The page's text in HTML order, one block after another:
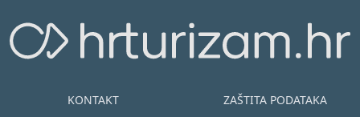
KONTAKT
ZAŠTITA PODATAKA